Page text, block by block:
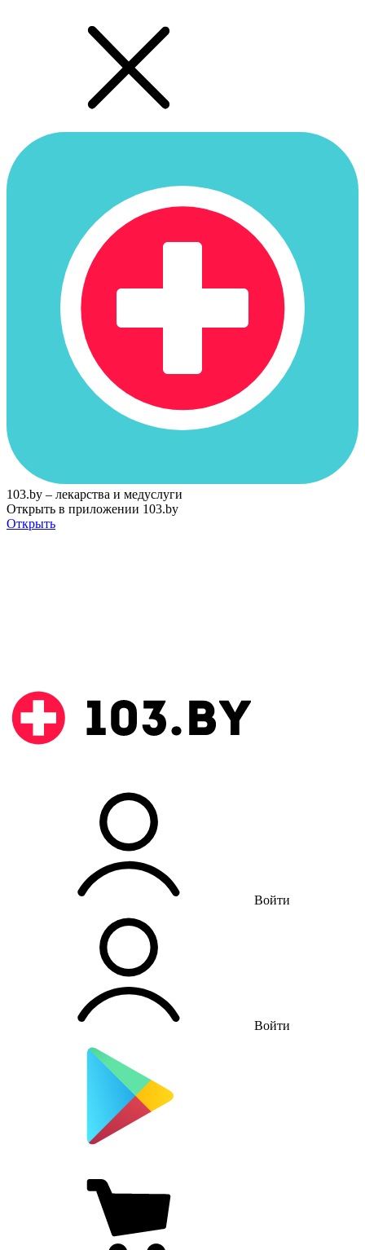
103.by – лекарства и медуслуги
Открыть в приложении 103.by
Открыть
Войти
Войти